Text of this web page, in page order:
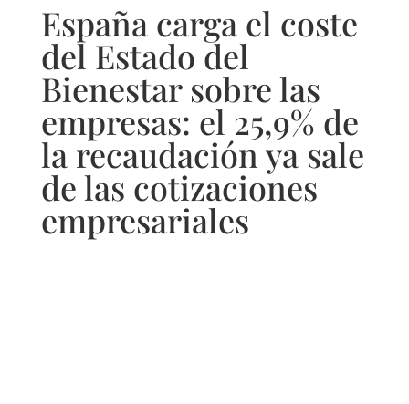
España carga el coste
del Estado del
Bienestar sobre las
empresas: el 25,9% de
la recaudación ya sale
de las cotizaciones
empresariales